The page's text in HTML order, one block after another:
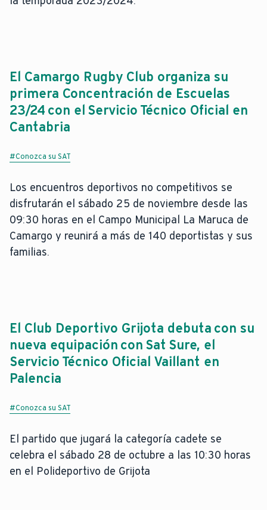
El Camargo Rugby Club organiza su
primera Concentración de Escuelas
23/24 con el Servicio Técnico Oficial en
Cantabria
#Conozca su SAT
Los encuentros deportivos no competitivos se
disfrutarán el sábado 25 de noviembre desde las
09:30 horas en el Campo Municipal La Maruca de
Camargo y reunirá a más de 140 deportistas y sus
familias.
El Club Deportivo Grijota debuta con su
nueva equipación con Sat Sure, el
Servicio Técnico Oficial Vaillant en
Palencia
#Conozca su SAT
El partido que jugará la categoría cadete se
celebra el sábado 28 de octubre a las 10:30 horas
en el Polideportivo de Grijota